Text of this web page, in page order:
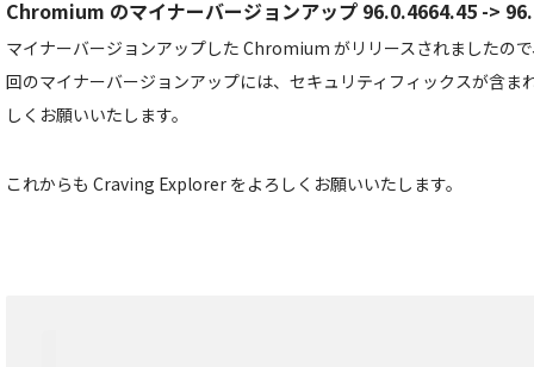
Chromium のマイナーバージョンアップ 96.0.4664.45 ->
マイナーバージョンアップした Chromium がリリースされましたの
回のマイナーバージョンアップには、セキュリティフィックスが含ま
しくお願いいたします。
これからも Craving Explorer をよろしくお願いいたします。